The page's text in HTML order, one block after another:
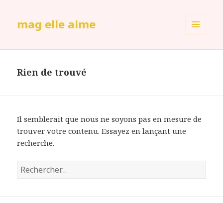
mag elle aime
Rien de trouvé
Il semblerait que nous ne soyons pas en mesure de
trouver votre contenu. Essayez en lançant une
recherche.
Rechercher :